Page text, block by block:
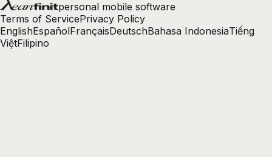
personal mobile software
Terms of ServicePrivacy Policy
EnglishEspañolFrançaisDeutschBahasa IndonesiaTiếng
ViệtFilipino